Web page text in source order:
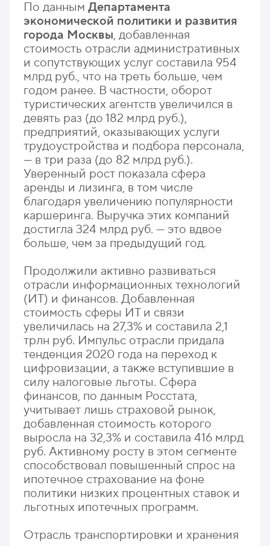
По даннымДепартамента
экономической политики и развития
города Москвы, добавленная
стоимость отрасли административных
и сопутствующих услуг составила 954
млрд руб., что на треть больше, чем
годом ранее. В частности, оборот
туристических агентств увеличился в
девять раз (до 182 млрд руб.),
предприятий, оказывающих услуги
трудоустройства и подбора персонала,
— в три раза (до 82 млрд руб.).
Уверенный рост показала сфера
аренды и лизинга, в том числе
благодаря увеличению популярности
каршеринга. Выручка этих компаний
достигла 324 млрд руб. — это вдвое
больше, чем за предыдущий год.
Продолжили активно развиваться
отрасли информационных технологий
(ИТ) и финансов. Добавленная
стоимость сферы ИТ и связи
увеличилась на 27,3% и составила 2,1
трлн руб. Импульс отрасли придала
тенденция 2020 года на переход к
цифровизации, а также вступившие в
силу налоговые льготы. Сфера
финансов, по данным Росстата,
учитывает лишь страховой рынок,
добавленная стоимость которого
выросла на 32,3% и составила 416 млрд
руб. Активному росту в этом сегменте
способствовал повышенный спрос на
ипотечное страхование на фоне
политики низких процентных ставок и
льготных ипотечных программ.
Отрасль транспортировки и хранения